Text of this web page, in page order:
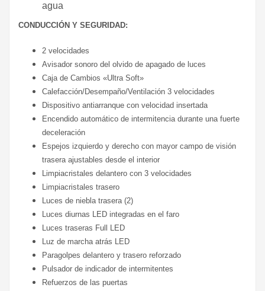
agua
CONDUCCIÓN Y SEGURIDAD:
2 velocidades
Avisador sonoro del olvido de apagado de luces
Caja de Cambios «Ultra Soft»
Calefacción/Desempaño/Ventilación 3 velocidades
Dispositivo antiarranque con velocidad insertada
Encendido automático de intermitencia durante una fuerte
deceleración
Espejos izquierdo y derecho con mayor campo de visión
trasera ajustables desde el interior
Limpiacristales delantero con 3 velocidades
Limpiacristales trasero
Luces de niebla trasera (2)
Luces diurnas LED integradas en el faro
Luces traseras Full LED
Luz de marcha atrás LED
Paragolpes delantero y trasero reforzado
Pulsador de indicador de intermitentes
Refuerzos de las puertas